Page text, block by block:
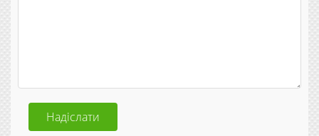
Надіслати